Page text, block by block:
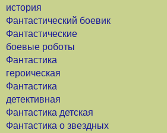
история
Фантастический боевик
Фантастические
боевые роботы
Фантастика
героическая
Фантастика
детективная
Фантастика детская
Фантастика о звездных